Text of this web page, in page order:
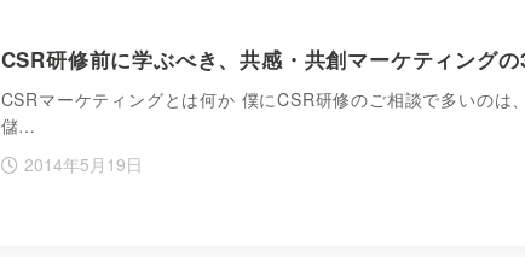
CSR研修前に学ぶべき、共感・共創マーケティング
CSRマーケティングとは何か 僕にCSR研修のご相談で多いのは
儲…
2014年5月19日